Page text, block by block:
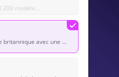
Un vieil homme britannique avec une voix assaisonnée et cultivée. Parfait pour la voix par théâtre.